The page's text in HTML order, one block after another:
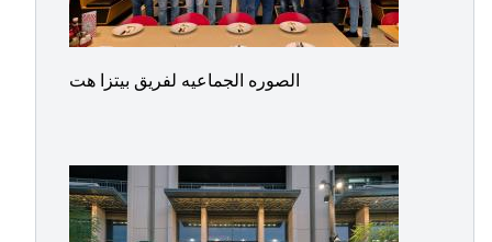
الصوره الجماعيه لفريق بيتزا هت